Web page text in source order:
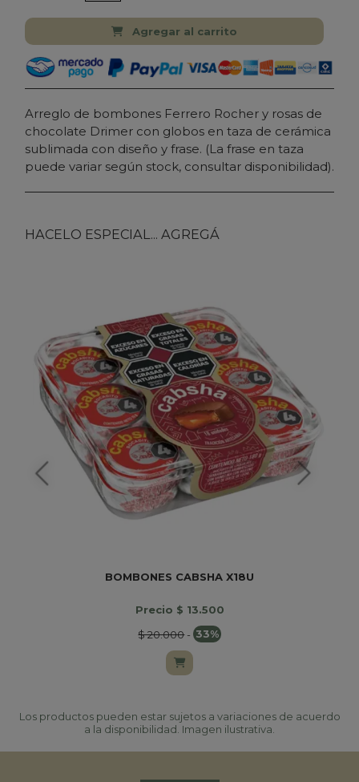
Agregar al carrito
Arreglo de bombones Ferrero Rocher y rosas de
chocolate Drimer con globos en taza de cerámica
sublimada con diseño y frase. (La frase en taza
puede variar según stock, consultar disponibilidad).
HACELO ESPECIAL... AGREGÁ
BOMBONES CABSHA X18U
Precio $ 13.500
$ 20.000- 33%
Los productos pueden estar sujetos a variaciones de acuerdo
a la disponibilidad. Imagen ilustrativa.